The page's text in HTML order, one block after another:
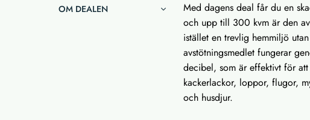
OM DEALEN
Med dagens deal får du en
och upp till 300 kvm är den
istället en trevlig hemmiljö
avstötningsmedlet fungerar
decibel, som är effektivt för att
kackerlackor, loppor, flugor,
och husdjur.